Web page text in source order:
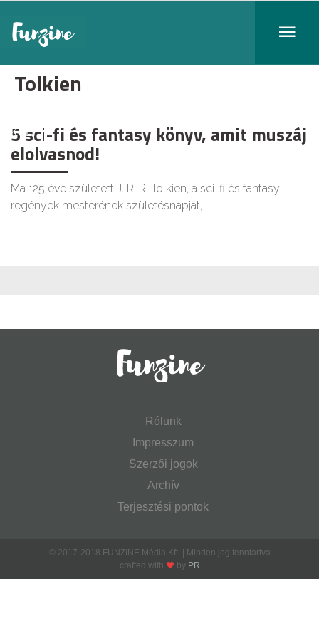
Tolkien
KULT
5 sci-fi és fantasy könyv, amit muszáj
elolvasnod!
Ma 125 éve született J. R. R. Tolkien, a sci-fi és fantasy
regények mesterének születésnapját,
Rólunk
Impresszum
Szerzői jogok
Archív
Terjesztési pontok
© 2017-2018 FUNZINE Média Kft. | Minden jog fenntartva
crafted with
by PR